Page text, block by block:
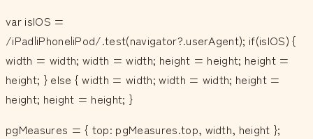
var isIOS =
/iPad|iPhone|iPod/.test(navigator?.userAgent); if(isIOS) {
width = width; width = width; height = height; height =
height; } else { width = width; width = width; height =
height; height = height; }
pgMeasures = { top: pgMeasures.top, width, height };